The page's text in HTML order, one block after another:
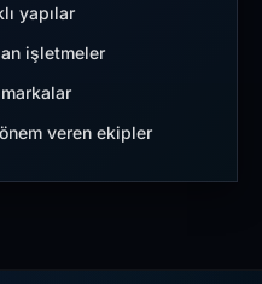
yapılar
işletmeler
veren ekipler